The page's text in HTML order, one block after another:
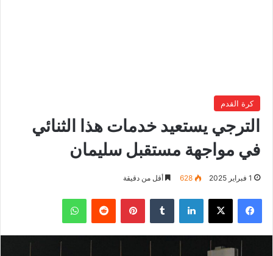
كرة القدم
الترجي يستعيد خدمات هذا الثنائي
في مواجهة مستقبل سليمان
1 فبراير 2025 628 أقل من دقيقة
فيسبوك ‫X لينكدإن بينتيريست واتساب